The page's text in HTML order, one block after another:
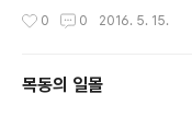
0 0 2016. 5. 15.
목동의 일몰